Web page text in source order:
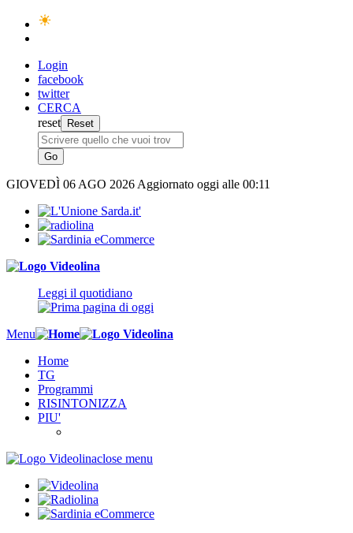
Login
facebook
twitter
CERCA
reset
GIOVEDÌ 06 AGO 2026 Aggiornato oggi alle 00:11
Leggi il quotidiano
Menu
Home
TG
Programmi
RISINTONIZZA
PIU'
close menu